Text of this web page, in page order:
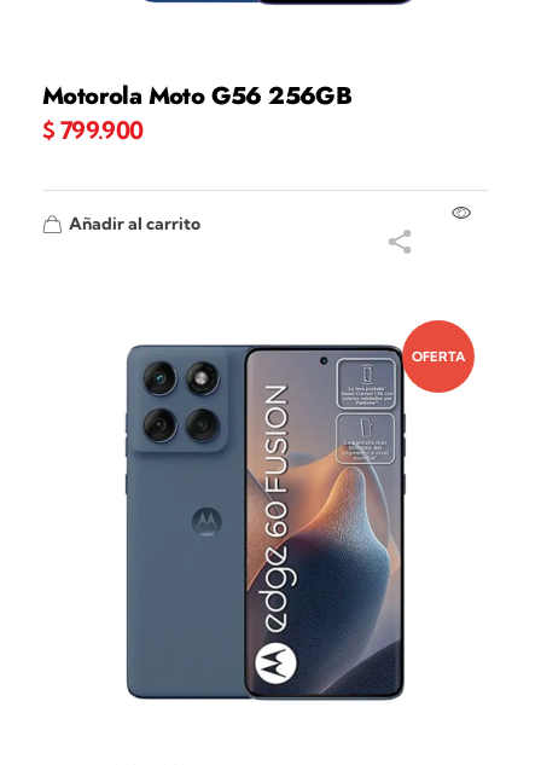
Motorola Moto G56 256GB
$ 799.900
Añadir al carrito
OFERTA